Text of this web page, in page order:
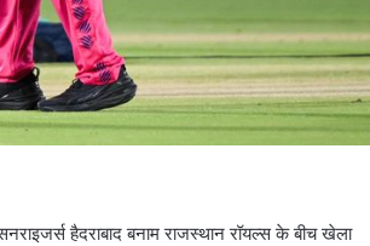
हैदराबाद बनाम राजस्थान रॉयल्स के बीच खेला